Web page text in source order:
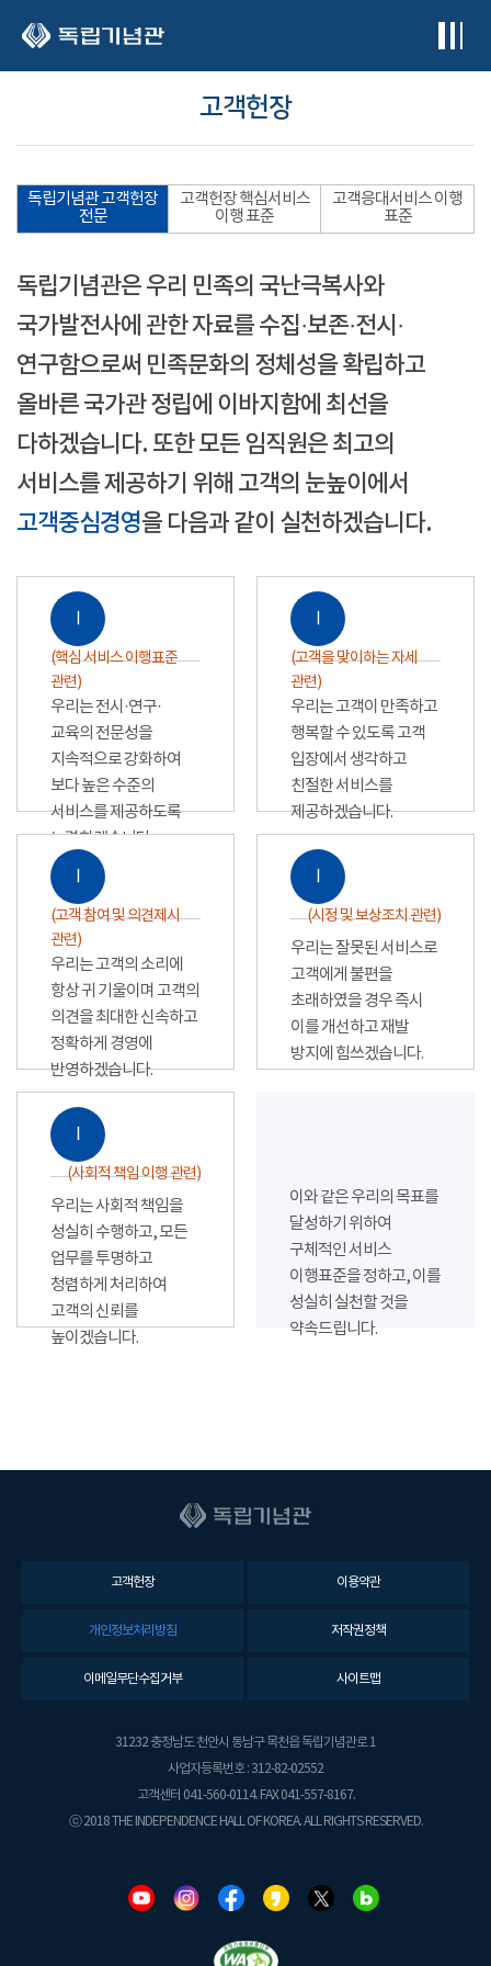
고객헌장
독립기념관 고객헌장
전문
고객헌장 핵심서비스
이행 표준
고객응대서비스 이행
표준
독립기념관은 우리 민족의 국난극복사와
국가발전사에 관한 자료를 수집·보존·전시·
연구함으로써 민족문화의 정체성을 확립하고
올바른 국가관 정립에 이바지함에 최선을
다하겠습니다. 또한 모든 임직원은 최고의
서비스를 제공하기 위해 고객의 눈높이에서
고객중심경영을 다음과 같이 실천하겠습니다.
Ⅰ
(핵심 서비스 이행표준
관련)
우리는 전시·연구·
교육의 전문성을
지속적으로 강화하여
보다 높은 수준의
서비스를 제공하도록
노력하겠습니다.
Ⅰ
(고객을 맞이하는 자세
관련)
우리는 고객이 만족하고
행복할 수 있도록 고객
입장에서 생각하고
친절한 서비스를
제공하겠습니다.
Ⅰ
(고객 참여 및 의견제시
관련)
우리는 고객의 소리에
항상 귀 기울이며 고객의
의견을 최대한 신속하고
정확하게 경영에
반영하겠습니다.
Ⅰ
(시정 및 보상조치 관련)
우리는 잘못된 서비스로
고객에게 불편을
초래하였을 경우 즉시
이를 개선하고 재발
방지에 힘쓰겠습니다.
Ⅰ
(사회적 책임 이행 관련)
우리는 사회적 책임을
성실히 수행하고, 모든
업무를 투명하고
청렴하게 처리하여
고객의 신뢰를
높이겠습니다.
이와 같은 우리의 목표를
달성하기 위하여
구체적인 서비스
이행표준을 정하고, 이를
성실히 실천할 것을
약속드립니다.
고객헌장 이용약관
개인정보처리방침 저작권정책
이메일무단수집거부 사이트맵
31232 충청남도 천안시 동남구 목천읍 독립기념관로 1
사업자등록번호 : 312-82-02552
고객센터 041-560-0114. FAX 041-557-8167.
ⓒ 2018 THE INDEPENDENCE HALL OF KOREA. ALL RIGHTS RESERVED.